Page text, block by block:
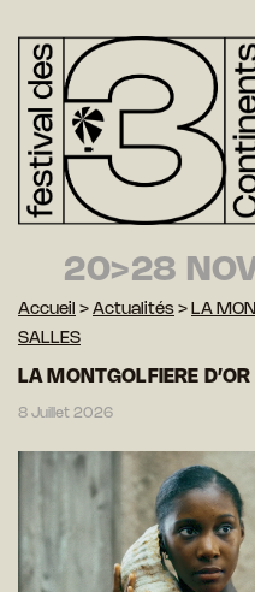
20>28
Accueil > Actualités > LA
SALLES
LA MONTGOLFIERE
8 Juillet 2026